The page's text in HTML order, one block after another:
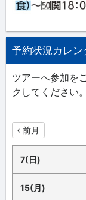
予約状況カレン
ツアーへ参加を
クしてください。
前月
7(日)
15(月)